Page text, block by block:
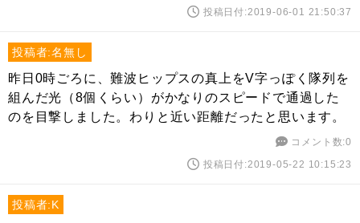
投稿日付:2019-06-01 21:50:37
投稿者:名無し
昨日0時ごろに、難波ヒップスの真上をV字っぽく隊列を
組んだ光（8個くらい）がかなりのスピードで通過した
のを目撃しました。わりと近い距離だったと思います。
コメント数:0
投稿日付:2019-05-22 10:15:23
投稿者:K